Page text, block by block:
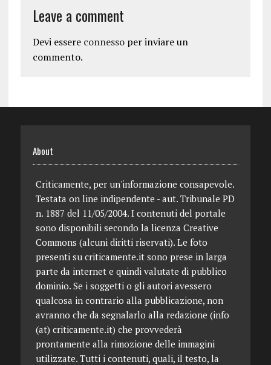
Leave a comment
Devi essere connessoper inviare un
commento.
About
Criticamente, per un'informazione consapevole.
Testata on line indipendente - aut. Tribunale PD
n. 1887 del 11/05/2004. I contenuti del portale
sono disponibili secondo la licenza Creative
Commons (alcuni diritti riservati). Le foto
presenti su criticamente.it sono prese in larga
parte da internet e quindi valutate di pubblico
dominio. Se i soggetti o gli autori avessero
qualcosa in contrario alla pubblicazione, non
avranno che da segnalarlo alla redazione (info
(at) criticamente.it) che provvederà
prontamente alla rimozione delle immagini
utilizzate. Tutti i contenuti, quali, il testo, la